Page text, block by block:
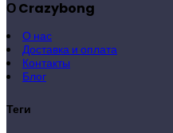
О Crazybong
О нас
Доставка и оплата
Контакты
Блог
Теги